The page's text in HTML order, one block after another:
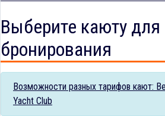
Выберите каюту для
бронирования
Возможности разных тарифов кают:
Yacht Club